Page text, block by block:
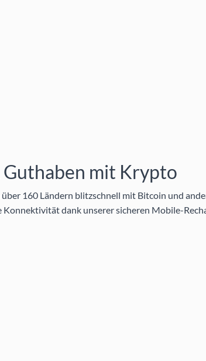
mit Krypto
160 Ländern blitzschnell mit Bitcoin und
Konnektivität dank unserersicheren Mobile-